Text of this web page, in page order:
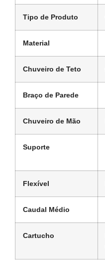
Tipo de Produto
Material
Chuveiro de Teto
Braço de Parede
Chuveiro de Mão
Suporte
Flexível
Caudal Médio
Cartucho